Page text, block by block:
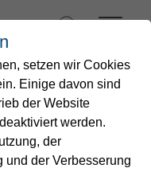
setzen wir Cookies
Einige davon sind
der Website
werden.
der
und der Verbesserung